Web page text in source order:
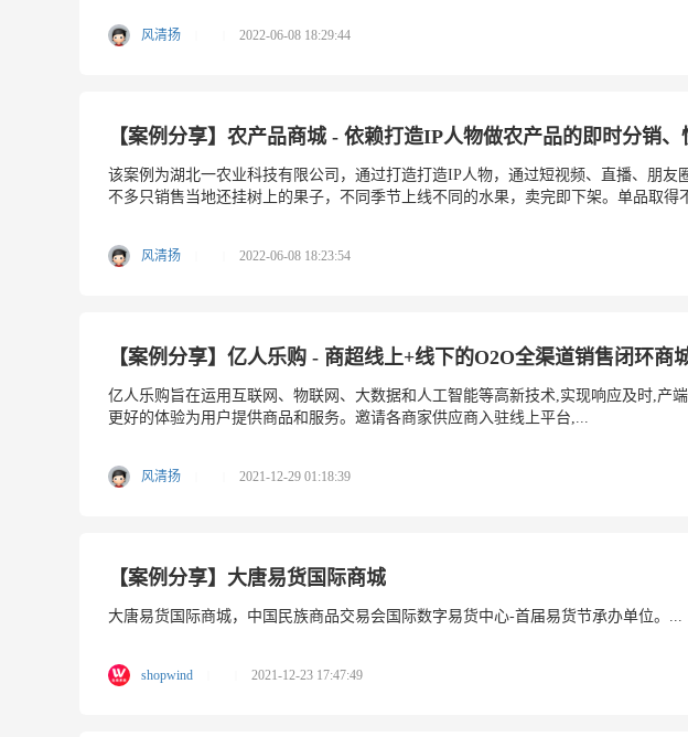
风清扬 2022-06-08 18:29:44
【案例分享】农产品商城 - 依赖打造IP人物做农产品的即时分销
该案例为湖北一农业科技有限公司，通过打造打造IP人物，通过短视频、直播、朋
不多只销售当地还挂树上的果子，不同季节上线不同的水果，卖完即下架。单品取得
风清扬 2022-06-08 18:23:54
【案例分享】亿人乐购 - 商超线上+线下的O2O全渠道销售闭环商
亿人乐购旨在运用互联网、物联网、大数据和人工智能等高新技术,实现响应及时,产
更好的体验为用户提供商品和服务。邀请各商家供应商入驻线上平台,...
风清扬 2021-12-29 01:18:39
【案例分享】大唐易货国际商城
大唐易货国际商城，中国民族商品交易会国际数字易货中心-首届易货节承办单位。...
shopwind 2021-12-23 17:47:49